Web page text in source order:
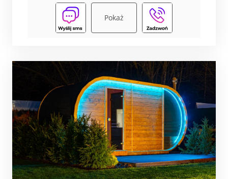
Pokaż